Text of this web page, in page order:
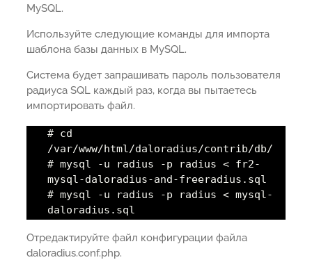
MySQL.
Используйте следующие команды для импорта
шаблона базы данных в MySQL.
Система будет запрашивать пароль пользователя
радиуса SQL каждый раз, когда вы пытаетесь
импортировать файл.
# cd
/var/www/html/daloradius/contrib/db/
# mysql -u radius -p radius < fr2-
mysql-daloradius-and-freeradius.sql
# mysql -u radius -p radius < mysql-
daloradius.sql
Отредактируйте файл конфигурации файла
daloradius.conf.php.